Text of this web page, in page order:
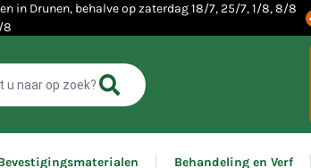
in Drunen, behalve op zaterdag 18/7, 25/7, 1/8, 8/8
8
Behandeling en Verf